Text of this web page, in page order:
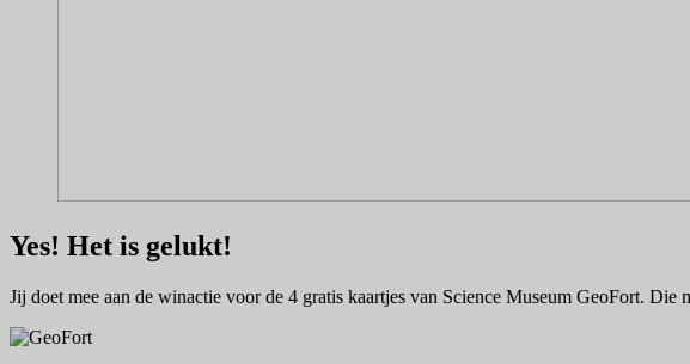
Yes! Het is gelukt!
Jij doet mee aan de winactie voor de 4 gratis kaartjes van Science Museum GeoFort.